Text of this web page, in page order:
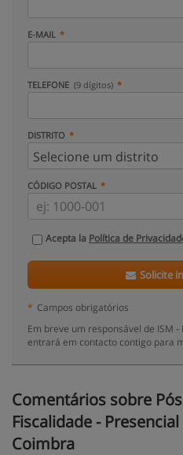
E-MAIL
TELEFONE (9 dígitos)
DISTRITO
CÓDIGO POSTAL
Acepta la Política de
Solicite
* Campos obrigatórios
Em breve um responsável de ISM
entrará em contacto contigo para
Comentários sobre
Fiscalidade -
Coimbra